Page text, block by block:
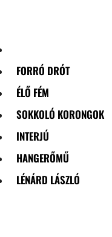
FORRÓ DRÓT
ÉLŐ FÉM
SOKKOLÓ KORONGOK
INTERJÚ
HANGERŐMŰ
LÉNÁRD LÁSZLÓ